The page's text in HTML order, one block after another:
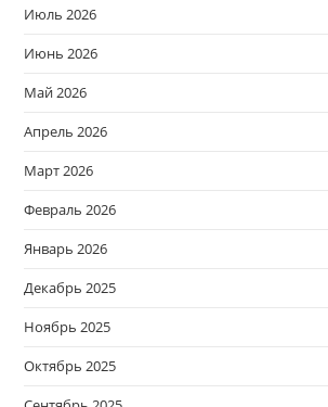
Июль 2026
Июнь 2026
Май 2026
Апрель 2026
Март 2026
Февраль 2026
Январь 2026
Декабрь 2025
Ноябрь 2025
Октябрь 2025